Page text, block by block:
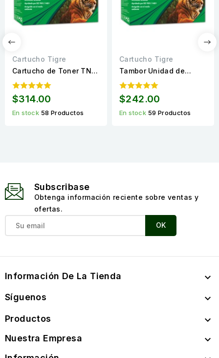
Cartucho Tigre
Cartucho de Toner TN-
850 Negro Compatible
Calidad Estándar de
Alto rendimiento para
8,000...
$314.00
En stock 58 Productos
Cartucho Tigre
Tambor Unidad de
Imagen DR-630
Compatible Calidad
Estándar para 20,000
páginas.
$242.00
En stock 59 Productos
Subscribase
Obtenga información reciente sobre ventas y
ofertas.
Información De La Tienda 
Síguenos 
Productos 
Nuestra Empresa 